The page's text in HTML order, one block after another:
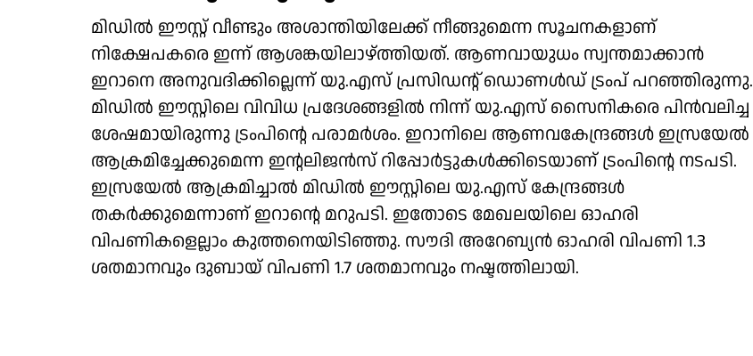
മിഡില്‍ ഈസ്റ്റ് വീണ്ടും അശാന്തിയിലേക്ക് നീങ്ങുമെന്ന സൂചനകളാണ്
നിക്ഷേപകരെ ഇന്ന് ആശങ്കയിലാഴ്ത്തിയത്. ആണവായുധം സ്വന്തമാക്കാന്‍
ഇറാനെ അനുവദിക്കില്ലെന്ന് യു.എസ് പ്രസിഡന്റ് ഡൊണള്‍ഡ് ട്രംപ് പറഞ്ഞിരുന്നു.
മിഡില്‍ ഈസ്റ്റിലെ വിവിധ പ്രദേശങ്ങളില്‍ നിന്ന് യു.എസ് സൈനികരെ പിന്‍വലിച്ച
ശേഷമായിരുന്നു ട്രംപിന്റെ പരാമര്‍ശം. ഇറാനിലെ ആണവകേന്ദ്രങ്ങള്‍ ഇസ്രയേല്‍
ആക്രമിച്ചേക്കുമെന്ന ഇന്റലിജന്‍സ് റിപ്പോര്‍ട്ടുകള്‍ക്കിടെയാണ് ട്രംപിന്റെ നടപടി.
ഇസ്രയേല്‍ ആക്രമിച്ചാല്‍ മിഡില്‍ ഈസ്റ്റിലെ യു.എസ് കേന്ദ്രങ്ങള്‍
തകര്‍ക്കുമെന്നാണ് ഇറാന്റെ മറുപടി. ഇതോടെ മേഖലയിലെ ഓഹരി
വിപണികളെല്ലാം കുത്തനെയിടിഞ്ഞു. സൗദി അറേബ്യന്‍ ഓഹരി വിപണി 1.3
ശതമാനവും ദുബായ് വിപണി 1.7 ശതമാനവും നഷ്ടത്തിലായി.